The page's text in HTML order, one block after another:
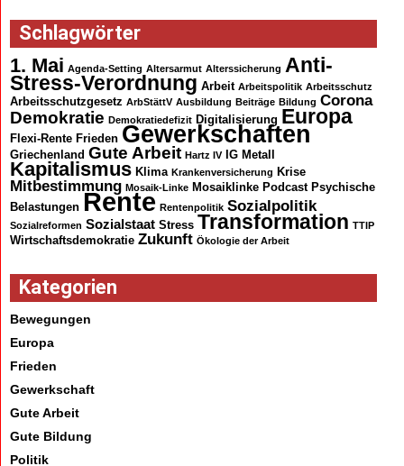
Schlagwörter
1. Mai Agenda-Setting Altersarmut Alterssicherung Anti-
Stress-Verordnung Arbeit Arbeitspolitik Arbeitsschutz
Arbeitsschutzgesetz ArbStättV Ausbildung Beiträge Bildung Corona
Demokratie Demokratiedefizit Digitalisierung Europa
Flexi-Rente Frieden Gewerkschaften
Griechenland Gute Arbeit Hartz IV IG Metall
Kapitalismus Klima Krankenversicherung Krise
Mitbestimmung Mosaik-Linke Mosaiklinke Podcast Psychische
Belastungen Rente Rentenpolitik Sozialpolitik
Sozialreformen Sozialstaat Stress Transformation TTIP
Wirtschaftsdemokratie Zukunft Ökologie der Arbeit
Kategorien
Bewegungen
Europa
Frieden
Gewerkschaft
Gute Arbeit
Gute Bildung
Politik